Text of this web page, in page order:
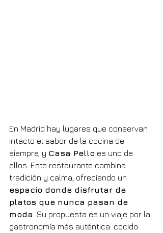
En Madrid hay lugares que conservan
intacto el sabor de la cocina de
siempre, y Casa Pello es uno de
ellos. Este restaurante combina
tradición y calma, ofreciendo un
espacio donde disfrutar de
platos que nunca pasan de
moda . Su propuesta es un viaje por la
gastronomía más auténtica: cocido